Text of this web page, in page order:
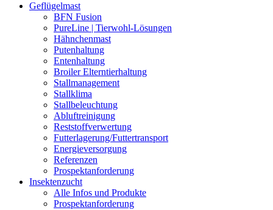
Geflügelmast
BFN Fusion
PureLine | Tierwohl-Lösungen
Hähnchenmast
Putenhaltung
Entenhaltung
Broiler Elterntierhaltung
Stallmanagement
Stallklima
Stallbeleuchtung
Abluftreinigung
Reststoffverwertung
Futterlagerung/Futtertransport
Energieversorgung
Referenzen
Prospektanforderung
Insektenzucht
Alle Infos und Produkte
Prospektanforderung